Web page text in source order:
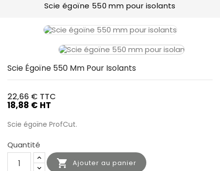
Scie égoïne 550 mm pour isolants
Scie Égoïne 550 Mm Pour Isolants
22,66 € TTC
18,88 € HT
Scie égoïne ProfCut.
Quantité
 Ajouter au panier